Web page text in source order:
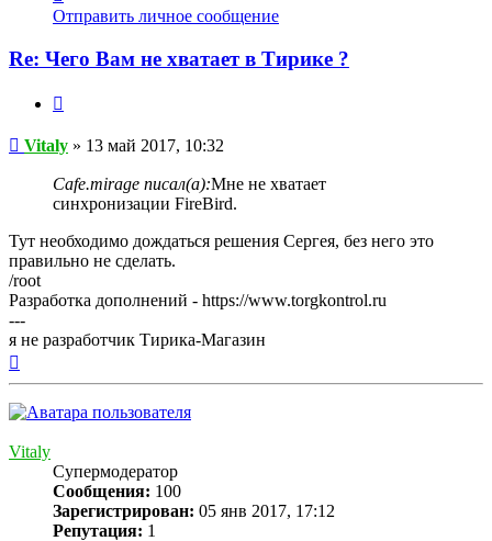
информация
пользователя
Vitaly
Отправить личное сообщение
Re: Чего Вам не хватает в Тирике ?
Сообщение
Vitaly » 13 май 2017, 10:32
Cafe.mirage писал(а):Мне не хватает
синхронизации FireBird.
Тут необходимо дождаться решения Сергея, без него это
правильно не сделать.
/root
Разработка дополнений - https://www.torgkontrol.ru
---
я не разработчик Тирика-Магазин
к
началу
Vitaly
Супермодератор
Сообщения: 100
Зарегистрирован: 05 янв 2017, 17:12
Репутация: 1